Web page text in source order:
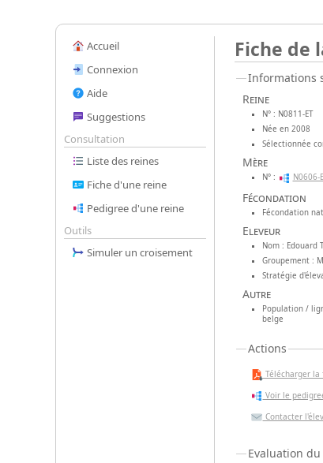
Accueil
Connexion
Aide
Suggestions
Consultation
Liste des reines
Fiche d'une reine
Pedigree d'une reine
Outils
Simuler un croisement
Fiche de
Informations
Reine
N° : N0811-ET
Née en 2008
Sélectionnée
Mère
N° : N0606-
Fécondation
Fécondation
Eleveur
Nom : Edouard
Groupement :
Stratégie
Autre
Population /
belge
Actions
Télécharger la
Voir le
Contacter
Evaluation